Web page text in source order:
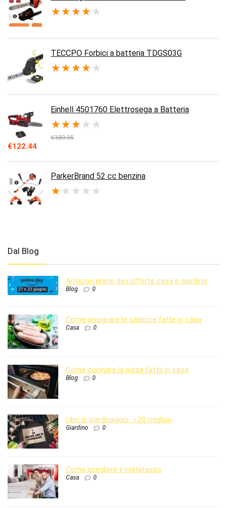
★★★★ ★
TECCPO Forbici a batteria TDGS03G
★★★★ ★
Einhell 4501760 Elettrosega a Batteria
★★★ ★ ★
€189.95
Il
originale
era:
€189.95.
€122.44Il
attuale
€122.44.
ParkerBrand 52 cc benzina
★ ★ ★ ★ ★
Dal Blog
Amazon prime day offerte casa e giardino
Blog 0
Come preparare le salsicce fatte in casa
Casa 0
Come cucinare la pizza fatta in casa
Blog 0
Libri di giardinaggio : i 20 migliori
Giardino 0
Come scegliere il materasso
Casa 0